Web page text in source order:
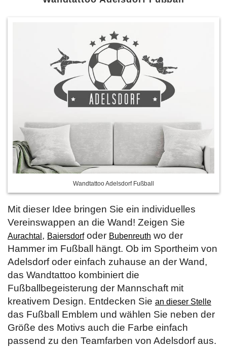
Wandtattoo Adelsdorf Fußball
Mit dieser Idee bringen Sie ein individuelles
Vereinswappen an die Wand! Zeigen Sie
Aurachtal , Baiersdorfoder Bubenreuth wo der
Hammer im Fußball hängt. Ob im Sportheim von
Adelsdorf oder einfach zuhause an der Wand,
das Wandtattoo kombiniert die
Fußballbegeisterung der Mannschaft mit
kreativem Design. Entdecken Sie an dieser Stelle
das Fußball Emblem und wählen Sie neben der
Größe des Motivs auch die Farbe einfach
passend zu den Teamfarben von Adelsdorf aus.